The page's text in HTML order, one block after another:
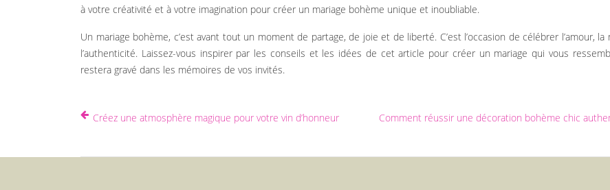
à votre créativité et à votre imagination pour créer un mariage bohème unique et inoubliable.
Un mariage bohème, c’est avant tout un moment de partage, de joie et de liberté. C’est l’occasion de célébrer l’amour,
l’authenticité. Laissez-vous inspirer par les conseils et les idées de cet article pour créer un mariage qui vous
restera gravé dans les mémoires de vos invités.
Créez une atmosphère magique pour votre vin d’honneur
Comment réussir une décoration bohème chic